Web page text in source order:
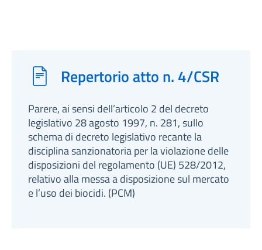
Repertorio atto n. 4/CSR
Parere, ai sensi dell’articolo 2 del decreto
legislativo 28 agosto 1997, n. 281, sullo
schema di decreto legislativo recante la
disciplina sanzionatoria per la violazione delle
disposizioni del regolamento (UE) 528/2012,
relativo alla messa a disposizione sul mercato
e l’uso dei biocidi. (PCM)